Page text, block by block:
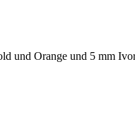
und Orange und 5 mm